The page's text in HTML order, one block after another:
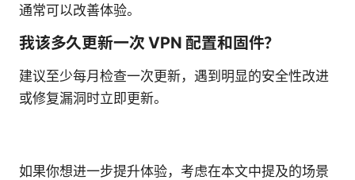
通常可以改善体验。
我该多久更新一次 VPN 配置和固件？
建议至少每月检查一次更新，遇到明显的安全性改进
或修复漏洞时立即更新。
如果你想进一步提升体验，考虑在本文中提及的场景